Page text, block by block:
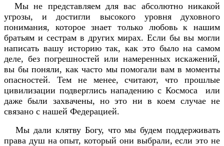
Мы не представляем для вас абсолютно никакой
угрозы, и достигли высокого уровня духовного
понимания, которое знает только любовь к нашим
братьям и сестрам в других мирах. Если бы вы могли
написать вашу историю так, как это было на самом
деле, без погрешностей или намеренных искажений,
вы бы поняли, как часто мы помогали вам в моменты
опасностей. Тем не менее, считают, что прошлые
цивилизации подверглись нападению с Космоса или
даже были захвачены, но это ни в коем случае не
связано с нашей Федерацией.
Мы дали клятву Богу, что мы будем поддерживать
права душ на опыт, который они выбрали, если это не